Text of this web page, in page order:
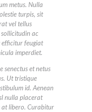
metus. Nulla
turpis, sit
vel tellus
ac
efficitur feugiat
imperdiet.
senectus et netus
Ut tristique
id. Aenean
nulla placerat
at libero. Curabitur